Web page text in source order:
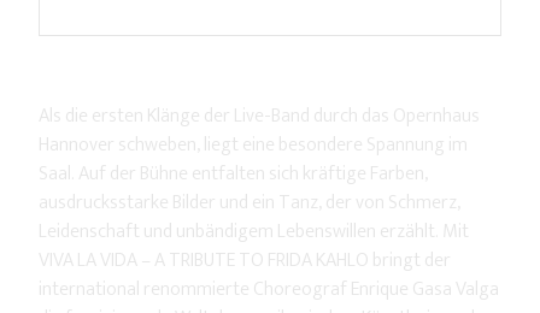
Als die ersten Klänge der Live-Band durch das Opernhaus
Hannover schweben, liegt eine besondere Spannung im
Saal. Auf der Bühne entfalten sich kräftige Farben,
ausdrucksstarke Bilder und ein Tanz, der von Schmerz,
Leidenschaft und unbändigem Lebenswillen erzählt. Mit
VIVA LA VIDA – A TRIBUTE TO FRIDA KAHLO bringt der
international renommierte Choreograf Enrique Gasa Valga